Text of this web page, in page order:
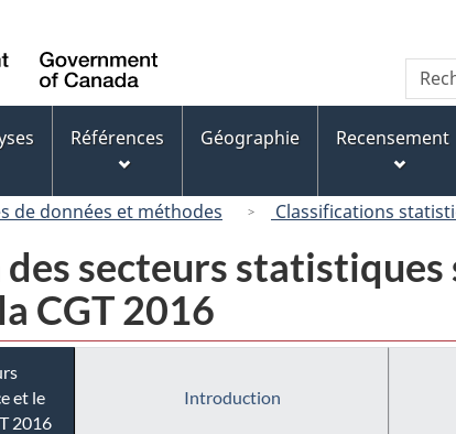
au
des
au
« À
propos
de
ce
HTML
Canada
dans
Références Géographie Recensement
de données et méthodes Classifications
secteurs
CGT 2016
et le
2016
Introduction